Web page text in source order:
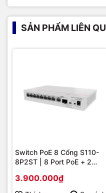
SẢN PHẨM LIÊN
Switch PoE 8 Cổng S110-
8P2ST | 8 Port PoE + 2
3.900.000₫